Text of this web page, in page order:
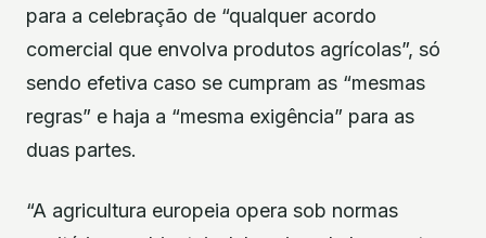
para a celebração de “qualquer acordo
comercial que envolva produtos agrícolas”, só
sendo efetiva caso se cumpram as “mesmas
regras” e haja a “mesma exigência” para as
duas partes.
“A agricultura europeia opera sob normas